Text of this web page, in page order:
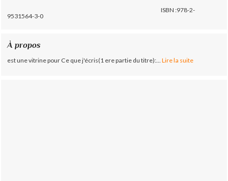
ISBN :978-2-
9531564-3-0
À propos
est une vitrine pour Ce que j'écris(1 ere partie du titre):... Lire la suite